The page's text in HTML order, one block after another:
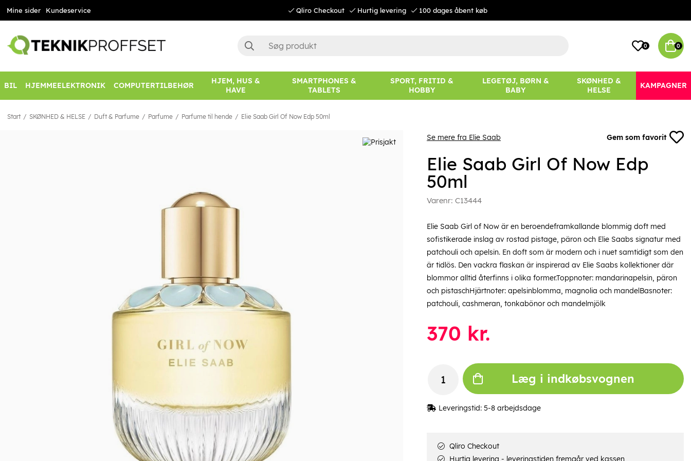
Mine sider Kundeservice Qliro Checkout Hurtig levering 100 dages åbent køb
0 0
BIL HJEMMEELEKTRONIK COMPUTERTILBEHØR
HJEM, HUS &
HAVE
SMARTPHONES &
TABLETS
SPORT, FRITID &
HOBBY
LEGETØJ, BØRN &
BABY
SKØNHED &
HELSE
KAMPAGNER
Start SKØNHED & HELSE Duft & Parfume Parfume Parfume til hende Elie Saab Girl Of Now Edp 50ml
Se mere fra Elie Saab Gem som favorit
Elie Saab Girl Of Now Edp
50ml
Varenr: C13444
Elie Saab Girl of Now är en beroendeframkallande blommig doft med
sofistikerade inslag av rostad pistage, päron och Elie Saabs signatur med
patchouli och apelsin. En doft som är modern och i nuet samtidigt som den
är tidlös. Den vackra flaskan är inspirerad av Elie Saabs kollektioner där
blommor alltid återfinns i olika former.Toppnoter: mandarinapelsin, päron
och pistaschHjärtnoter: apelsinblomma, magnolia och mandelBasnoter:
patchouli, cashmeran, tonkabönor och mandelmjölk
370 kr.
Læg i indkøbsvognen
Leveringstid: 5-8 arbejdsdage
Qliro Checkout
Hurtig levering - leveringstiden fremgår ved kassen